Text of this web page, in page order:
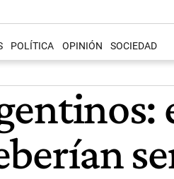
POLÍTICA OPINIÓN SOCIEDAD